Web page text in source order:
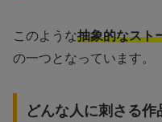
このような抽象的なスト
の一つとなっています。
どんな人に刺さる作